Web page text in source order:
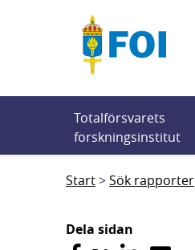
Totalförsvarets
forskningsinstitut
Start Sök rapporter
Dela sidan